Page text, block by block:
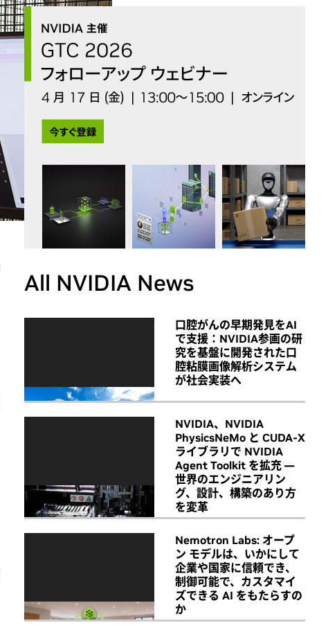
All NVIDIA News
口腔がんの早期発見をAI
で支援：NVIDIA参画の研
究を基盤に開発された口
腔粘膜画像解析システム
が社会実装へ
NVIDIA、NVIDIA
PhysicsNeMo と CUDA-X
ライブラリで NVIDIA
Agent Toolkit を拡充 ―
世界のエンジニアリン
グ、設計、構築のあり方
を変革
Nemotron Labs: オープ
ン モデルは、いかにして
企業や国家に信頼でき、
制御可能で、カスタマイ
ズできる AI をもたらすの
か